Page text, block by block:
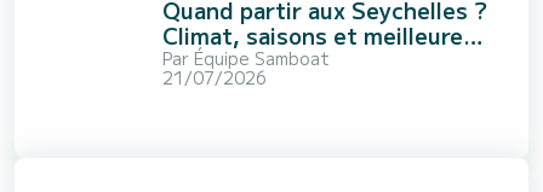
Quand partir aux Seychelles ?
Climat, saisons et meilleure
période
Par Équipe Samboat
21/07/2026